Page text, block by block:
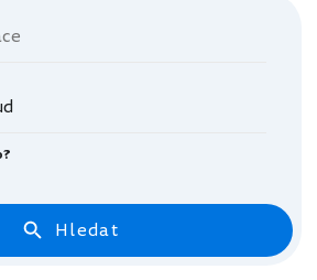
Hledat